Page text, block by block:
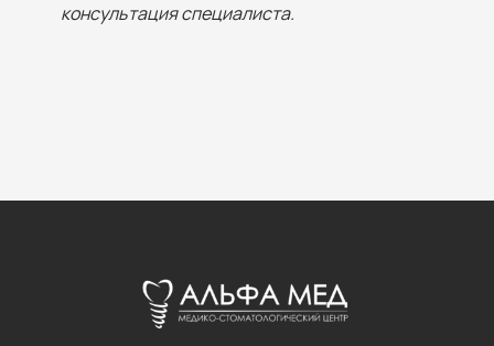
консультация специалиста.